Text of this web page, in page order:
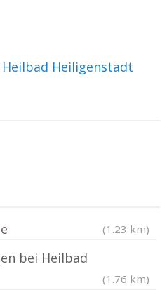
Heiligenstadt
(1.23 km)
bei Heilbad
(1.76 km)